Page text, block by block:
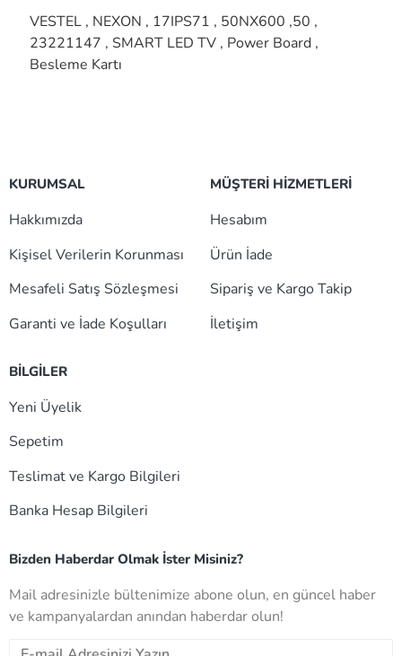
VESTEL , NEXON , 17IPS71 , 50NX600 ,50 ,
23221147 , SMART LED TV , Power Board ,
Besleme Kartı
KURUMSAL
Hakkımızda
Kişisel Verilerin Korunması
Mesafeli Satış Sözleşmesi
Garanti ve İade Koşulları
MÜŞTERİ HİZMETLERİ
Hesabım
Ürün İade
Sipariş ve Kargo Takip
İletişim
BİLGİLER
Yeni Üyelik
Sepetim
Teslimat ve Kargo Bilgileri
Banka Hesap Bilgileri
Bizden Haberdar Olmak İster Misiniz?
Mail adresinizle bültenimize abone olun, en güncel haber
ve kampanyalardan anından haberdar olun!